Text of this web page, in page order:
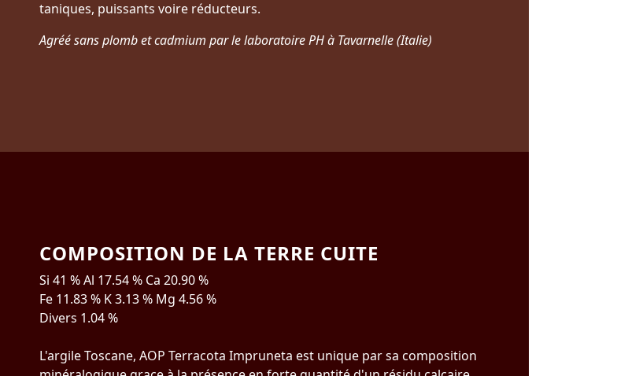
taniques, puissants voire réducteurs.
Agréé sans plomb et cadmium par le laboratoire PH à Tavarnelle (Italie)
COMPOSITION DE LA TERRE CUITE
Si 41 % Al 17.54 % Ca 20.90 %
Fe 11.83 % K 3.13 % Mg 4.56 %
Divers 1.04 %​
L'argile Toscane, AOP Terracota Impruneta est unique par sa composition